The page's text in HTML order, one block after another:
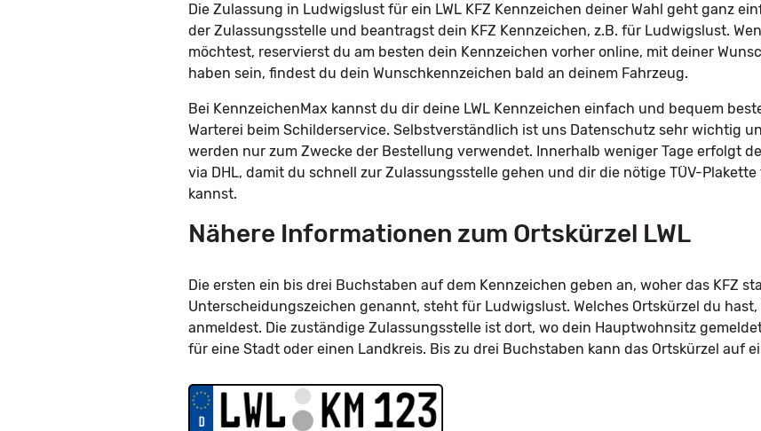
Die Zulassung in Ludwigslust für ein LWL KFZ Kennzeichen deiner Wahl geht ganz
der Zulassungsstelle und beantragst dein KFZ Kennzeichen, z.B. für Ludwigslust.
möchtest, reservierst du am besten dein Kennzeichen vorher online, mit deiner
haben sein, findest du dein Wunschkennzeichen bald an deinem Fahrzeug.
Bei KennzeichenMax kannst du dir deine LWL Kennzeichen einfach und bequem
Warterei beim Schilderservice. Selbstverständlich ist uns Datenschutz sehr wichtig
werden nur zum Zwecke der Bestellung verwendet. Innerhalb weniger Tage erfolgt
via DHL, damit du schnell zur Zulassungsstelle gehen und dir die nötige TÜV-
kannst.
Nähere Informationen zum Ortskürzel LWL
Die ersten ein bis drei Buchstaben auf dem Kennzeichen geben an, woher das KFZ
Unterscheidungszeichen genannt, steht für Ludwigslust. Welches Ortskürzel du
anmeldest. Die zuständige Zulassungsstelle ist dort, wo dein Hauptwohnsitz
für eine Stadt oder einen Landkreis. Bis zu drei Buchstaben kann das Ortskürzel auf